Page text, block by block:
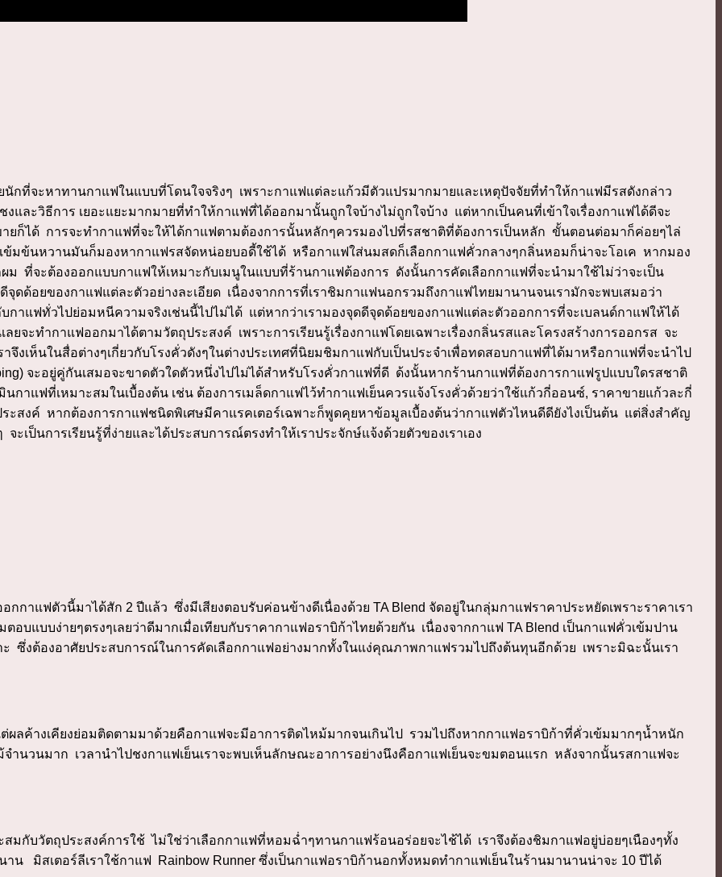
ที่จะหาทานกาแฟในแบบที่โดนใจจริงๆ เพราะกาแฟแต่ละแก้วมีตัวแปรมากมายและเหตุปัจจัยที่ทำให้กาแฟมีรสดังกล่าว
และวิธีการ เยอะแยะมากมายที่ทำให้กาแฟที่ได้ออกมานั้นถูกใจบ้างไม่ถูกใจบ้าง แต่หากเป็นคนที่เข้าใจเรื่องกาแฟได้ดีจะ
ก็ได้ การจะทำกาแฟที่จะให้ได้กาแฟตามต้องการนั้นหลักๆควรมองไปที่รสชาติที่ต้องการเป็นหลัก ขั้นตอนต่อมาก็ค่อยๆไล่
ข้มข้นหวานมันก็มองหากาแฟรสจัดหน่อยบอดี้ใช้ได้ หรือกาแฟใส่นมสดก็เลือกกาแฟคั่วกลางๆกลิ่นหอมก็น่าจะโอเค หากมอง
ที่จะต้องออกแบบกาแฟให้เหมาะกับเมนูในแบบที่ร้านกาแฟต้องการ ดังนั้นการคัดเลือกกาแฟที่จะนำมาใช้ไม่ว่าจะเป็น
ด้อยของกาแฟแต่ละตัวอย่างละเอียด เนื่องจากการที่เราชิมกาแฟนอกรวมถึงกาแฟไทยมานานจนเรามักจะพบเสมอว่า
าแฟทั่วไปย่อมหนีความจริงเช่นนี้ไปไม่ได้ แต่หากว่าเรามองจุดดีจุดด้อยของกาแฟแต่ละตัวออกการที่จะเบลนด์กาแฟให้ได้
จะทำกาแฟออกมาได้ตามวัตถุประสงค์ เพราะการเรียนรู้เรื่องกาแฟโดยเฉพาะเรื่องกลิ่นรสและโครงสร้างการออกรส จะ
จึงเห็นในสื่อต่างๆเกี่ยวกับโรงคั่วดังๆในต่างประเทศที่นิยมชิมกาแฟกับเป็นประจำเพื่อทดสอบกาแฟที่ได้มาหรือกาแฟที่จะนำไป
จะอยู่คู่กันเสมอจะขาดตัวใดตัวหนึ่งไปไม่ได้สำหรับโรงคั่วกาแฟที่ดี ด้งนั้นหากร้านกาแฟที่ต้องการกาแฟรูปแบบใดรสชาติ
าแฟที่เหมาะสมในเบื้องต้น เช่น ต้องการเมล็ดกาแฟไว้ทำกาแฟเย็นควรแจ้งโรงคั่วด้วยว่าใช้แก้วกี่ออนซ์, ราคาขายแก้วละกี่
ะสงค์ หากต้องการกาแฟชนิดพิเศษมีคาแรคเตอร์เฉพาะก็พูดคุยหาข้อมูลเบื้องต้นว่ากาแฟตัวไหนดีดียังไงเป็นต้น แต่สิ่งสำคัญ
เป็นการเรียนรู้ที่ง่ายและได้ประสบการณ์ตรงทำให้เราประจักษ์แจ้งด้วยตัวของเราเอง
กาแฟตัวนี้มาได้สัก 2 ปีแล้ว ซึ่งมีเสียงตอบรับค่อนข้างดีเนื่องด้วย TA Blend จัดอยู่ในกลุ่มกาแฟราคาประหยัดเพราะราคาเรา
บแบบง่ายๆตรงๆเลยว่าดีมากเมื่อเทียบกับราคากาแฟอราบิก้าไทยด้วยกัน เนื่องจากกาแฟ TA Blend เป็นกาแฟคั่วเข้มปาน
ะ ซึ่งต้องอาศัยประสบการณ์ในการคัดเลือกกาแฟอย่างมากทั้งในแง่คุณภาพกาแฟรวมไปถึงต้นทุนอีกด้วย เพราะมิฉะนั้นเรา
ผลค้างเคียงย่อมติดตามมาด้วยคือกาแฟจะมีอาการติดไหม้มากจนเกินไป รวมไปถึงหากกาแฟอราบิก้าที่คั่วเข้มมากๆน้ำหนัก
ำนวนมาก เวลานำไปชงกาแฟเย็นเราจะพบเห็นลักษณะอาการอย่างนึงคือกาแฟเย็นจะขมตอนแรก หลังจากนั้นรสกาแฟจะ
กับวัตถุประสงค์การใช้ ไม่ใช่ว่าเลือกกาแฟที่หอมฉ่ำๆทานกาแฟร้อนอร่อยจะไช้ได้ เราจึงต้องชิมกาแฟอยู่บ่อยๆเนืองๆทั้ง
มิสเตอร์ลีเราใช้กาแฟ Rainbow Runner ซึ่งเป็นกาแฟอราบิก้านอกทั้งหมดทำกาแฟเย็นในร้านมานานน่าจะ 10 ปีได้